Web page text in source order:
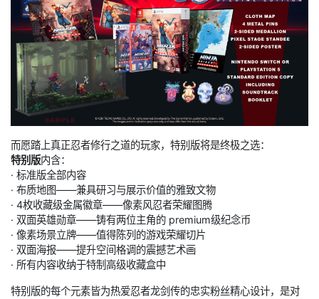
而愿踏上真正忍者修行之道的玩家，特别版将是终极之选：
特别版内含：
· 标准版全部内容
· 布质地图——兼具研习与展示价值的雅致文物
· 4枚收藏级金属徽章——像素风忍者荣耀图腾
· 双面英雄勋章——铸有两位主角的 premium级纪念币
· 像素场景立牌——值得陈列的游戏荣耀切片
· 双面海报——提升空间格调的震撼艺术画
· 所有内容收纳于特制高级收藏盒中
特别版的每个元素皆为热爱忍者龙剑传的忠实粉丝精心设计，是对